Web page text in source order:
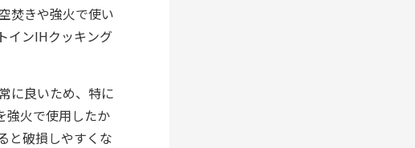
焚きや強火で使い
インIHクッキング
に良いため、特に
強火で使用したか
と破損しやすくな